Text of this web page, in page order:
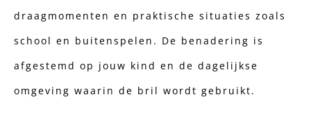
draagmomenten en praktische situaties zoals
school en buitenspelen. De benadering is
afgestemd op jouw kind en de dagelijkse
omgeving waarin de bril wordt gebruikt.